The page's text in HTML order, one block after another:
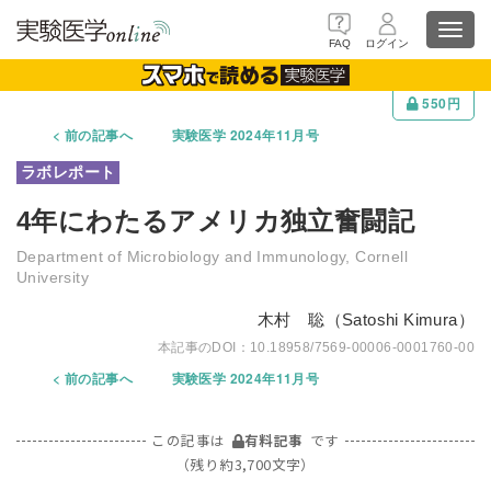
FAQ ログイン
550円
前の記事へ
実験医学 2024年11月号
4年にわたるアメリカ独立奮闘記
Department of Microbiology and Immunology, Cornell
University
木村 聡（Satoshi Kimura）
10.18958/7569-00006-0001760-00
前の記事へ 実験医学 2024年11月号
この記事は 有料記事 です
（残り約3,700文字）